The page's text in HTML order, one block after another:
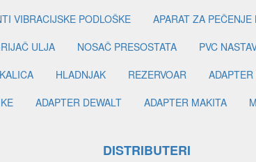
VIBRACIJSKE PODLOŠKE APARAT ZA PEČENJE
ULJA NOSAČ PRESOSTATA PVC
HLADNJAK REZERVOAR
ADAPTER DEWALT ADAPTER MAKITA
DISTRIBUTERI